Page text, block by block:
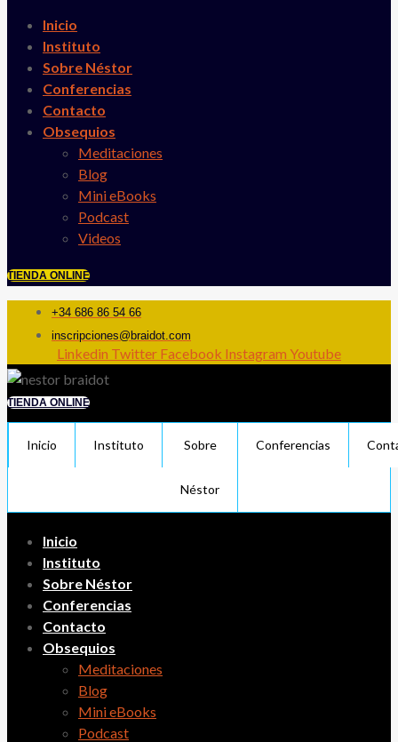
Inicio
Instituto
Sobre Néstor
Conferencias
Contacto
Obsequios
Meditaciones
Blog
Mini eBooks
Podcast
Videos
TIENDA ONLINE
+34 686 86 54 66
inscripciones@braidot.com
Linkedin Twitter Facebook Instagram Youtube
TIENDA ONLINE
Inicio Instituto Sobre
Néstor
Conferencias
Inicio
Instituto
Sobre Néstor
Conferencias
Contacto
Obsequios
Meditaciones
Blog
Mini eBooks
Podcast